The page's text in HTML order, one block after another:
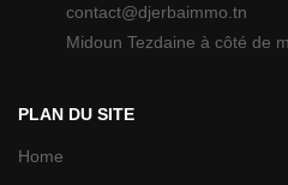
contact@djerbaimmo.tn
Midoun Tezdaine à côté de
PLAN DU SITE
Home